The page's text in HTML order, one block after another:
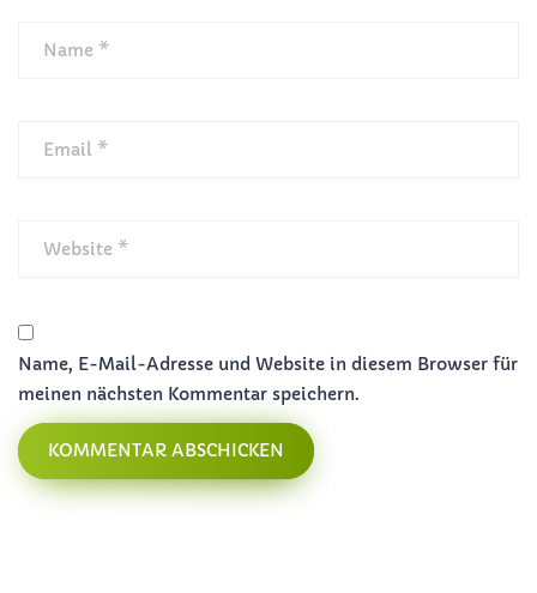
Name, E-Mail-Adresse und Website in diesem Browser für
meinen nächsten Kommentar speichern.
KOMMENTAR ABSCHICKEN